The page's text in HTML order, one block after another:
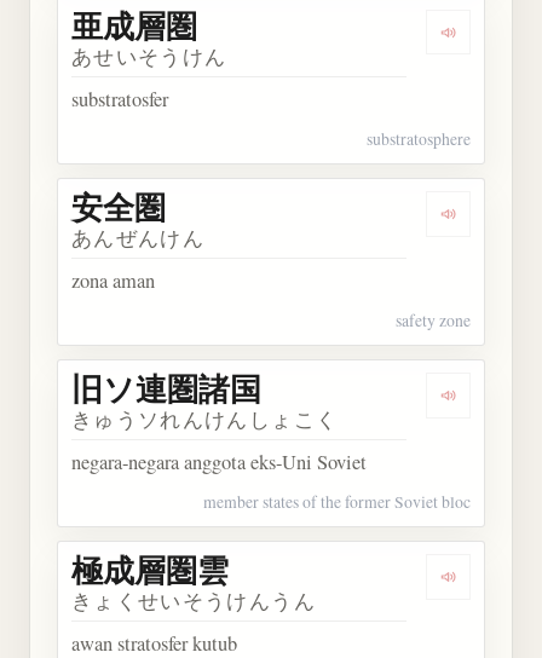
Dengarkan
亜成層圏
あせいそうけん
substratosfer
substratosphere
Dengarkan
安全圏
あんぜんけん
zona aman
safety zone
Dengarkan
旧ソ連圏諸国
きゅうソれんけんしょこく
negara-negara anggota eks-Uni Soviet
member states of the former Soviet bloc
Dengarkan
極成層圏雲
きょくせいそうけんうん
awan stratosfer kutub